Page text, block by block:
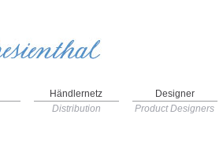
Händlernetz Designer
Distribution Product Designers